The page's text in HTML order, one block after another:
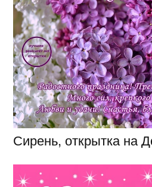
Сирень, открытка на